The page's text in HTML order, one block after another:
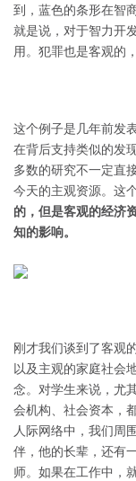
到，蓝色的条形在智
就是说，对于智力开
用。犯罪也是客观的
这个例子是几年前发
在背后支持类似的发
多数的研究不一定直
今天的主观资源。这
的，但是客观的经济
知的影响。
刚才我们谈到了客观
以及主观的家庭社会
念。对学生来说，尤
会机构、社会资本，
人际网络中，我们周
伴，他的长辈，还有
师。如果在工作中，